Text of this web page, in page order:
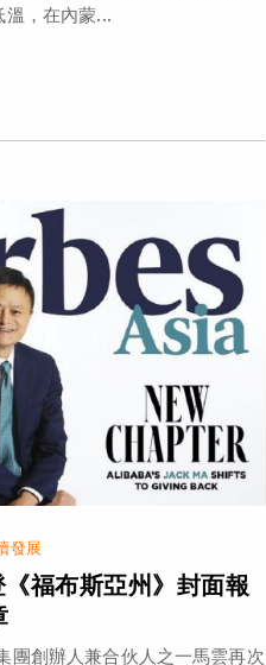
溫，在內蒙...
發展
福布斯亞州》封面報
團創辦人兼合伙人之一馬雲再次